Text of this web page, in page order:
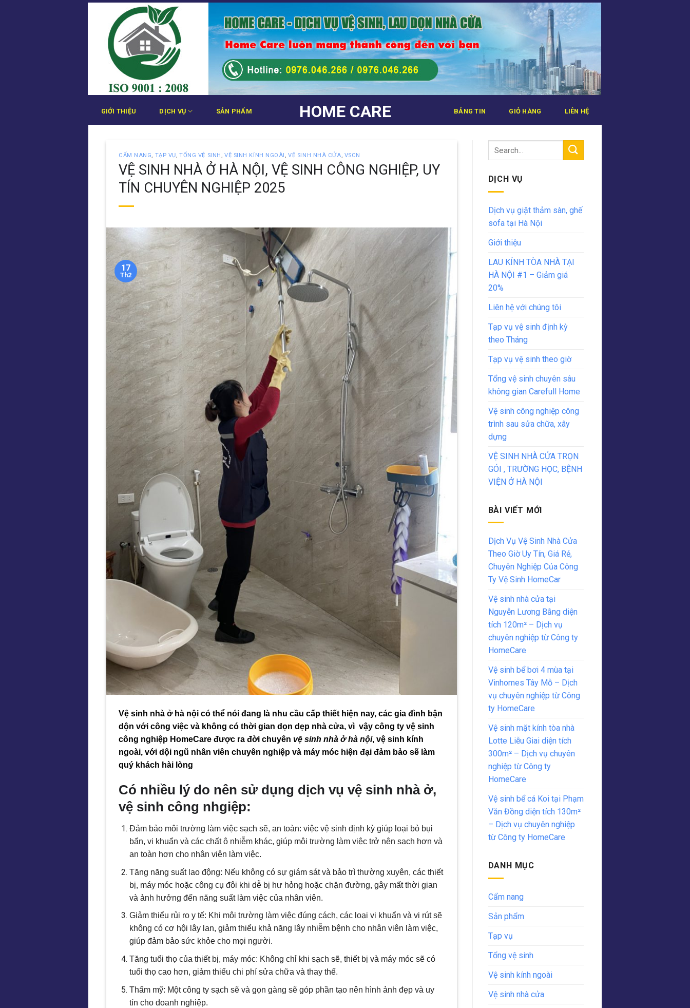
Bỏ
HOME CARE
GIỚI THIỆU DỊCH VỤ SẢN PHẨM BẢNG TIN GIỎ HÀNG LIÊN HỆ
CẨM NANG, TẠP VỤ,TỔNG VỆ SINH , VỆ SINH KÍNH NGOÀI ,VỆ SINH NHÀ CỬA, VSCN
VỆ SINH NHÀ Ở HÀ NỘI, VỆ SINH CÔNG NGHIỆP, UY
TÍN CHUYÊN NGHIỆP 2025
17
Th2
Vệ sinh nhà ở hà nội có thể nói đang là nhu cầu cấp thiết hiện nay, các gia đình bận
dộn với công việc và không có thời gian dọn dẹp nhà cửa, vì vậy công ty vệ sinh
công nghiệp HomeCare được ra đời chuyên vệ sinh nhà ở hà nội, vệ sinh kính
ngoài, với dội ngũ nhân viên chuyên nghiệp và máy móc hiện đại đảm bảo sẽ làm
quý khách hài lòng
Có nhiều lý do nên sử dụng dịch vụ vệ sinh nhà ở,
vệ sinh công nhgiệp:
Đảm bảo môi trường làm việc sạch sẽ, an toàn: việc vệ sinh định kỳ giúp loại bỏ bụi
bẩn, vi khuẩn và các chất ô nhiễm khác, giúp môi trường làm việc trở nên sạch hơn và
an toàn hơn cho nhân viên làm việc.
Tăng năng suất lao động: Nếu không có sự giám sát và bảo trì thường xuyên, các thiết
bị, máy móc hoặc công cụ đôi khi dễ bị hư hỏng hoặc chặn đường, gây mất thời gian
và ảnh hưởng đến năng suất làm việc của nhân viên.
Giảm thiểu rủi ro y tế: Khi môi trường làm việc đúng cách, các loại vi khuẩn và vi rút sẽ
không có cơ hội lây lan, giảm thiểu khả năng lây nhiễm bệnh cho nhân viên làm việc,
giúp đảm bảo sức khỏe cho mọi người.
Tăng tuổi thọ của thiết bị, máy móc: Không chỉ khi sạch sẽ, thiết bị và máy móc sẽ có
tuổi thọ cao hơn, giảm thiểu chi phí sửa chữa và thay thế.
Thẩm mỹ: Một công ty sạch sẽ và gọn gàng sẽ góp phần tạo nên hình ảnh đẹp và uy
tín cho doanh nghiệp.
DỊCH VỤ
Dịch vụ giặt thảm sàn, ghế
sofa tại Hà Nội
Giới thiệu
LAU KÍNH TÒA NHÀ TẠI
HÀ NỘI #1 – Giảm giá
20%
Liên hệ với chúng tôi
Tạp vụ vệ sinh định kỳ
theo Tháng
Tạp vụ vệ sinh theo giờ
Tổng vệ sinh chuyên sâu
không gian Carefull Home
Vệ sinh công nghiệp công
trình sau sửa chữa, xây
dựng
VỆ SINH NHÀ CỬA TRỌN
GÓI , TRƯỜNG HỌC, BỆNH
VIỆN Ở HÀ NỘI
BÀI VIẾT MỚI
Dịch Vụ Vệ Sinh Nhà Cửa
Theo Giờ Uy Tín, Giá Rẻ,
Chuyên Nghiệp Của Công
Ty Vệ Sinh HomeCar
Vệ sinh nhà cửa tại
Nguyễn Lương Bằng diện
tích 120m² – Dịch vụ
chuyên nghiệp từ Công ty
HomeCare
Vệ sinh bể bơi 4 mùa tại
Vinhomes Tây Mỗ – Dịch
vụ chuyên nghiệp từ Công
ty HomeCare
Vệ sinh mặt kính tòa nhà
Lotte Liễu Giai diện tích
300m² – Dịch vụ chuyên
nghiệp từ Công ty
HomeCare
Vệ sinh bể cá Koi tại Phạm
Văn Đồng diện tích 130m²
– Dịch vụ chuyên nghiệp
từ Công ty HomeCare
DANH MỤC
Cẩm nang
Sản phẩm
Tạp vụ
Tổng vệ sinh
Vệ sinh kính ngoài
Vệ sinh nhà cửa